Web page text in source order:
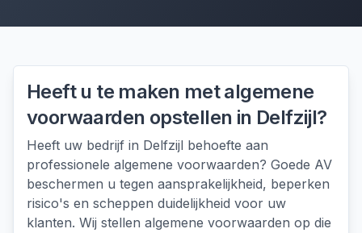
Heeft u te maken metalgemene
voorwaarden opstellen in Delfzijl?
Heeft uw bedrijf in Delfzijl behoefte aan
professionele algemene voorwaarden? Goede AV
beschermen u tegen aansprakelijkheid, beperken
risico's en scheppen duidelijkheid voor uw
klanten. Wij stellen algemene voorwaarden op die